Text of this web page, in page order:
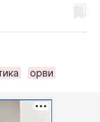
орви